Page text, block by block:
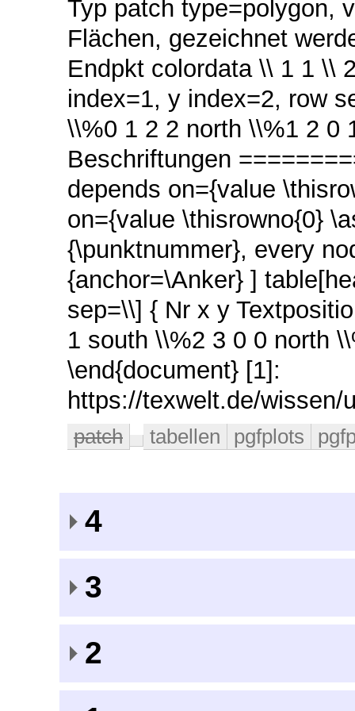
Typ patch type=polygon,
Flächen, gezeichnet
Endpkt colordata \\ 1 1 \\
index=1, y index=2, row
\\%0 1 2 2 north \\%1 2 0
Beschriftungen
depends on={value
on={value \thisrowno{0}
{\punktnummer}, every
{anchor=\Anker} ]
sep=\\] { Nr x y
1 south \\%2 3 0 0 north
\end{document} [1]:
https://texwelt.de/wissen/
patch tabellen pgfplots
4
3
2